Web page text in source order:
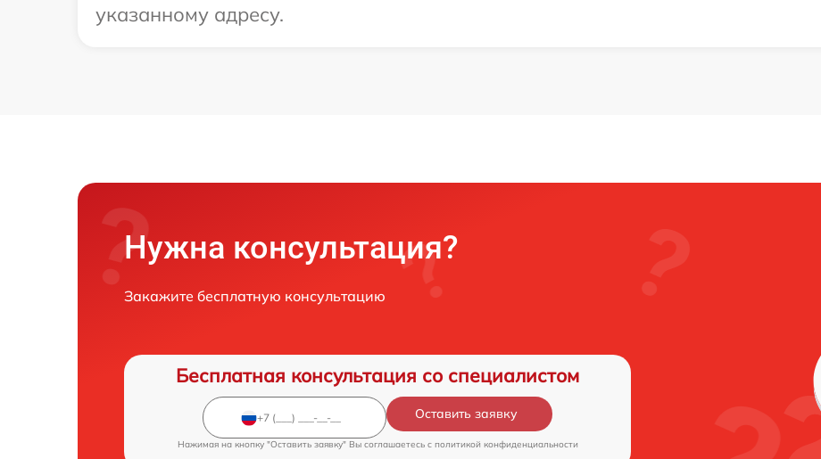
указанному адресу.
Нужна консультация?
Закажите бесплатную консультацию
Бесплатная консультация со специалистом
Оставить заявку
Нажимая на кнопку "Оставить заявку" Вы соглашаетесь c политикой конфиденциальности